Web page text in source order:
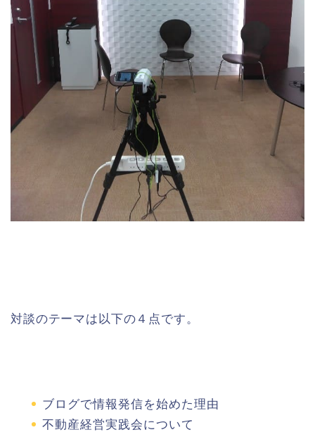
対談のテーマは以下の４点です。
ブログで情報発信を始めた理由
不動産経営実践会について